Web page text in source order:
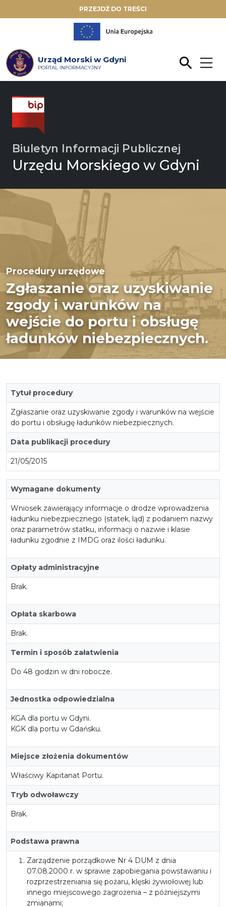
PRZEJDŹ DO TREŚCI
Urząd Morski w Gdyni
PORTAL INFORMACYJNY
Biuletyn Informacji Publicznej
Urzędu Morskiego w Gdyni
Procedury urzędowe
Zgłaszanie oraz uzyskiwanie
zgody i warunków na
wejście do portu i obsługę
ładunków niebezpiecznych.
Tytuł procedury
Zgłaszanie oraz uzyskiwanie zgody i warunków na wejście
do portu i obsługę ładunków niebezpiecznych.
Data publikacji procedury
21/05/2015
Wymagane dokumenty
Wniosek zawierający informacje o drodze wprowadzenia
ładunku niebezpiecznego (statek, ląd) z podaniem nazwy
oraz parametrów statku, informacji o nazwie i klasie
ładunku zgodnie z IMDG oraz ilości ładunku.
Opłaty administracyjne
Brak.
Opłata skarbowa
Brak.
Termin i sposób załatwienia
Do 48 godzin w dni robocze.
Jednostka odpowiedzialna
KGA dla portu w Gdyni.
KGK dla portu w Gdańsku.
Miejsce złożenia dokumentów
Właściwy Kapitanat Portu.
Tryb odwoławczy
Brak.
Podstawa prawna
Zarządzenie porządkowe Nr 4 DUM z dnia
07.08.2000 r. w sprawie zapobiegania powstawaniu i
rozprzestrzeniania się pożaru, klęski żywiołowej lub
innego miejscowego zagrożenia – z późniejszymi
zmianami;